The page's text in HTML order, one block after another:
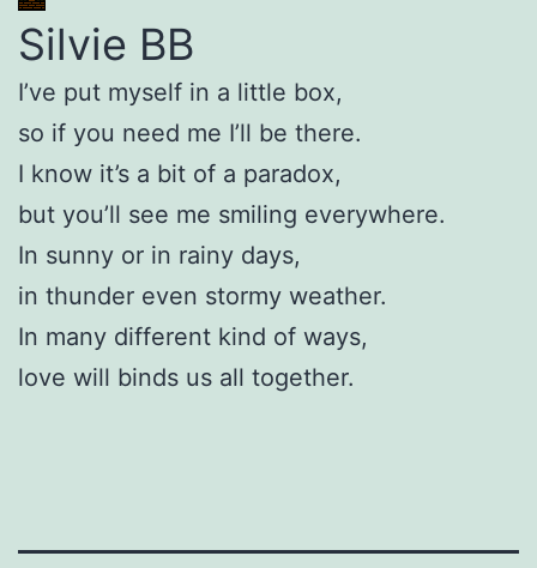
Silvie BB
I’ve put myself in a little box,
so if you need me I’ll be there.
I know it’s a bit of a paradox,
but you’ll see me smiling everywhere.
In sunny or in rainy days,
in thunder even stormy weather.
In many different kind of ways,
love will binds us all together.